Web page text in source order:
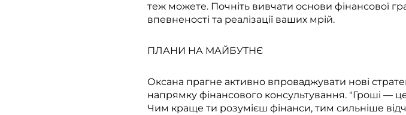
теж можете. Почніть вивчати основи фінансової
впевненості та реалізації ваших мрій.
ПЛАНИ НА МАЙБУТНЄ
Оксана прагне активно впроваджувати нові
напрямку фінансового консультування. "Гроші —
Чим краще ти розумієш фінанси, тим сильніше